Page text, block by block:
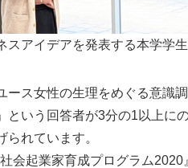
スアイデアを発表する本学学生
ース女性の生理をめぐる意識
いう回答者が3分の1以上に
れています。
会起業家育成プログラム